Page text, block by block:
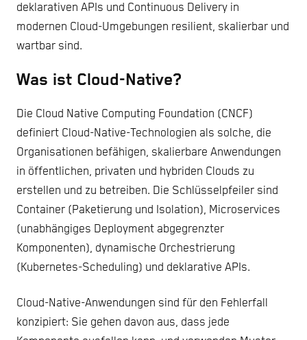
deklarativen APIs und Continuous Delivery in
modernen Cloud-Umgebungen resilient, skalierbar und
wartbar sind.
Was ist Cloud-Native?
Die Cloud Native Computing Foundation (CNCF)
definiert Cloud-Native-Technologien als solche, die
Organisationen befähigen, skalierbare Anwendungen
in öffentlichen, privaten und hybriden Clouds zu
erstellen und zu betreiben. Die Schlüsselpfeiler sind
Container (Paketierung und Isolation), Microservices
(unabhängiges Deployment abgegrenzter
Komponenten), dynamische Orchestrierung
(Kubernetes-Scheduling) und deklarative APIs.
Cloud-Native-Anwendungen sind für den Fehlerfall
konzipiert: Sie gehen davon aus, dass jede